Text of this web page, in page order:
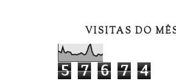
VISITAS DO
5 7 6 7 4